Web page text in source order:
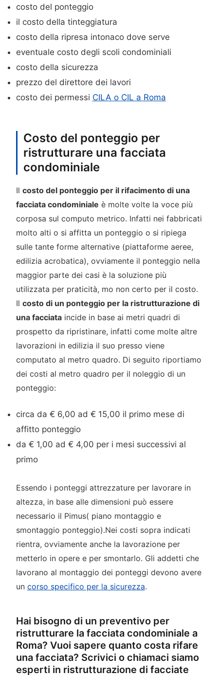
costo del ponteggio
il costo della tinteggiatura
costo della ripresa intonaco dove serve
eventuale costo degli scoli condominiali
costo della sicurezza
prezzo del direttore dei lavori
costo dei permessi CILA o CIL a Roma
Costo del ponteggio per
ristrutturare una facciata
condominiale
Il costo del ponteggio per il rifacimento di una
facciata condominiale è molte volte la voce più
corposa sul computo metrico. Infatti nei fabbricati
molto alti o si affitta un ponteggio o si ripiega
sulle tante forme alternative (piattaforme aeree,
edilizia acrobatica), ovviamente il ponteggio nella
maggior parte dei casi è la soluzione più
utilizzata per praticità, mo non certo per il costo.
Il costo di un ponteggio per la ristrutturazione di
una facciataincide in base ai metri quadri di
prospetto da ripristinare, infatti come molte altre
lavorazioni in edilizia il suo presso viene
computato al metro quadro. Di seguito riportiamo
dei costi al metro quadro per il noleggio di un
ponteggio:
circa da € 6,00 ad € 15,00 il primo mese di
affitto ponteggio
da € 1,00 ad € 4,00 per i mesi successivi al
primo
Essendo i ponteggi attrezzature per lavorare in
altezza, in base alle dimensioni può essere
necessario il Pimus( piano montaggio e
smontaggio ponteggio).Nei costi sopra indicati
rientra, ovviamente anche la lavorazione per
metterlo in opere e per smontarlo. Gli addetti che
lavorano al montaggio dei ponteggi devono avere
un corso specifico per la sicurezza.
Hai bisogno di un preventivo per
ristrutturare la facciata condominiale a
Roma? Vuoi sapere quanto costa rifare
una facciata? Scrivici o chiamaci siamo
esperti in ristrutturazione di facciate